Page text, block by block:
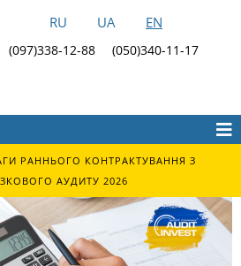
RU UA EN
(097)338-12-88 (050)340-11-17
РАННЬОГО КОНТРАКТУВАННЯ З
АУДИТУ 2026